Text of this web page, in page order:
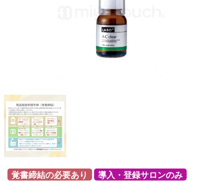
覚書締結の必要あり 導入・登録サロンのみ